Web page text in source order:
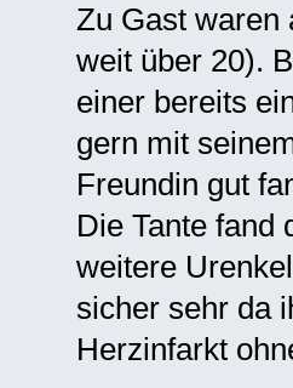
Zu Gast waren
weit über 20).
einer bereits
gern mit
Freundin gut
Die Tante fand
weitere
sicher sehr da
Herzinfarkt